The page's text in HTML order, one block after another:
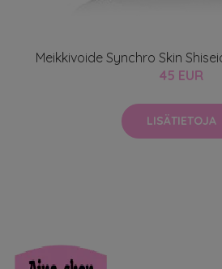
Meikkivoide Synchro Skin
45 EUR
LISÄTIETOJA